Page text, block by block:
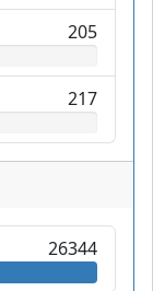
205
217
26344